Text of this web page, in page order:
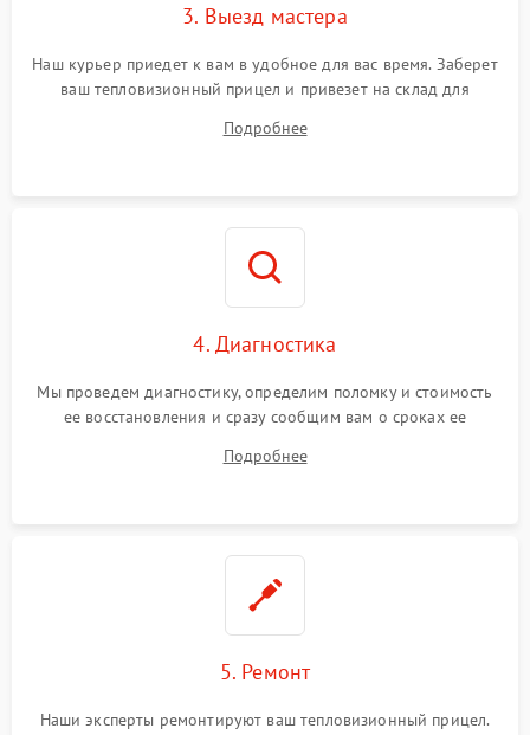
3. Выезд мастера
Наш курьер приедет к вам в удобное для вас время. Заберет
ваш тепловизионный прицел и привезет на склад для
Подробнее
4. Диагностика
Мы проведем диагностику, определим поломку и стоимость
ее восстановления и сразу сообщим вам о сроках ее
Подробнее
5. Ремонт
Наши эксперты ремонтируют ваш тепловизионный прицел.